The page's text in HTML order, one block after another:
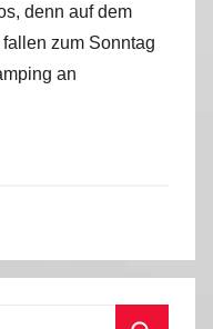
denn auf dem
zum Sonntag
an